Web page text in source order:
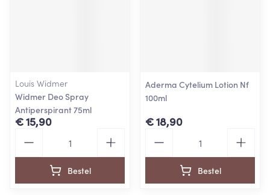
Louis Widmer
Widmer Deo Spray
Antiperspirant 75ml
€ 15,90
Bestel
Aderma Cytelium Lotion Nf
100ml
€ 18,90
Bestel